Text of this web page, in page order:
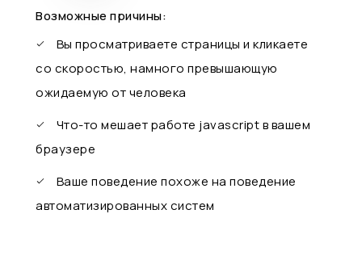
Возможные причины:
Вы просматриваете страницы и кликаете
со скоростью, намного превышающую
ожидаемую от человека
Что-то мешает работе javascript в вашем
браузере
Ваше поведение похоже на поведение
автоматизированных систем